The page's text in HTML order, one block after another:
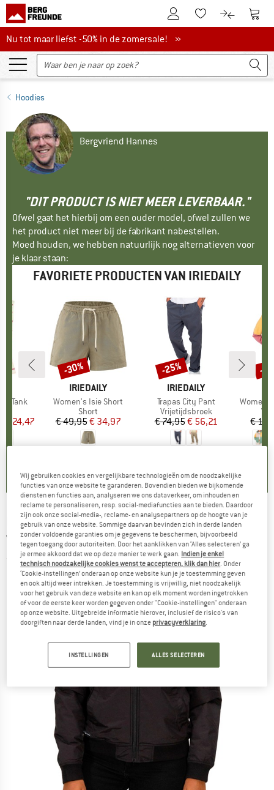
De klantenaccount
Naar deNaar de
Nu tot maar liefst -50% in de zomersale!
Nu tot maar liefst -50% in de zomersale! »
Hoodies
Bergvriend Hannes
"DIT PRODUCT IS NIET MEER LEVERBAAR."
Ofwel gaat het hierbij om een ouder model, ofwel zullen we
het product niet meer bij de fabrikant nabestellen.
Moed houden, we hebben natuurlijk nog alternatieven voor
je klaar staan:
FAVORIETE PRODUCTEN VAN IRIEDAILY
Tank
prijs
€ 24,47
MERK
IRIEDAILY
Artikel
Women's Isie Short
Productgroep
Short
Prijs
€ 49,95Verlaagde prijs
€ 34,97
Korting
-30%
MERK
IRIEDAILY
Artikel
Trapas City Pant
Productgroep
Vrijetijdsbroek
Prijs
€ 74,95Verlaagde prijs
€ 56,21
Korting
-25%
Artikel
€
-
IRIEDAILY - Women's Blotchy Jacket -
Vrijetijdsjack
(0)
Wij gebruiken cookies en vergelijkbare technologieën om de noodzakelijke
functies van onze website te garanderen. Bovendien bieden we bijkomende
diensten en functies aan, analyseren we ons dataverkeer, om inhouden en
reclame te personaliseren, resp. social-mediafuncties aan te bieden. Daardoor
zijn ook onze social-media-, reclame- en analysepartners op de hoogte van je
gebruik van onze website. Sommige daarvan bevinden zich in derde landen
zonder voldoende garanties om je gegevens te beschermen, bijvoorbeeld
tegen toegang door autoriteiten. Door het aanklikken van ‘Alles selecteren’ ga
je ermee akkoord dat we op deze manier te werk gaan. Indien je enkel
technisch noodzakelijke cookies wenst te accepteren, klik dan hier. Onder
‘Cookie-instellingen’ onderaan op onze website kun je je toestemming geven
en ook altijd weer intrekken. Je toestemming is vrijwillig, niet noodzakelijk
voor het gebruik van deze website en kan op elk moment worden ingetrokken
of voor de eerste keer worden gegeven onder "Cookie-instellingen" onderaan
op onze website. Uitgebreide informatie hierover, inclusief de risico's van
doorgiften naar derde landen, vind je in onze privacyverklaring.
INSTELLINGEN ALLES SELECTEREN